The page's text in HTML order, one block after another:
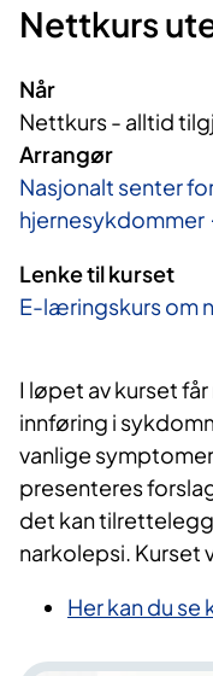
Nettkurs
Når
Nettkurs - alltid
Arrangør
Nasjonalt senter
hjernesykdommer
Lenke til kurset
E-læringskurs om
I løpet av kurset
innføring i
vanlige
presenteres
det kan
narkolepsi. Kurset
Her kan du se